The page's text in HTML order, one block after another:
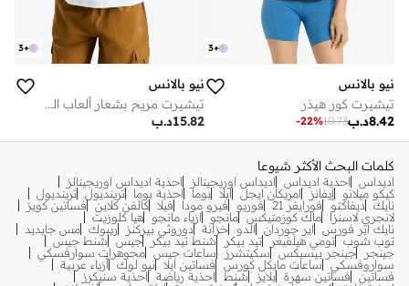
+
3
نيو بالانس
تيشيرت كور هيذر
د.ب8.42
10.73
-22%
+
3
نيو بالانس
تيشيرت مريح بشعار ألعاب القوى المميز
د.ب15.82
كلمات البحث الأكثر شيوعا
اديداس احذية اديداس اديداس اوريجينالز
احذية اديداس اوريجينالز
كيكو ميلانو
إيفانز امريكان ايجل ايلا بوما احذية بوما ترينديول ترينديول
نايك ديفاكتو فورايفر 21 فوريو فيرو مودا فيلا كالفن كلاين فساتين كويز
لانجري لاسنزا
ماك كوزمتيكس مانجو ازياء مانجو
هيا كلوزيت
نايك اير فورس
اير جوردان الدو خزانة دوروثي بيركنز ريبوك مس جايديد
توب شوب تومي هيلفيغر تيد بيكر شنط تيد بيكر جيس
شنط جيس
جينجر
جينجر بيسيكس سكيتشرز ساعات جيس مجوهرات سوارفسكي
سواروفسكي
ساعات مايكل كورس فساتين ايلا نيو لوك أزياء عربية
فساتين
فساتين سهرة بلايز شنط احذية رياضة
احذية سنيكرز